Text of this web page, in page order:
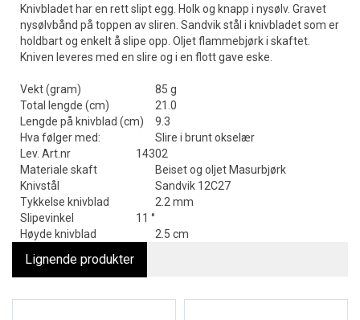
Knivbladet har en rett slipt egg. Holk og knapp i nysølv. Gravet
nysølvbånd på toppen av sliren. Sandvik stål i knivbladet som er
holdbart og enkelt å slipe opp. Oljet flammebjørk i skaftet.
Kniven leveres med en slire og i en flott gave eske.
Vekt (gram)
85 g
Total lengde (cm)
21.0
Lengde på knivblad (cm)
9.3
Hva følger med:
Slire i brunt okselær
Lev. Art.nr
14302
Materiale skaft
Beiset og oljet Masurbjørk
Knivstål
Sandvik 12C27
Tykkelse knivblad
2.2 mm
Slipevinkel
11 °
Høyde knivblad
2.5 cm
Lignende produkter